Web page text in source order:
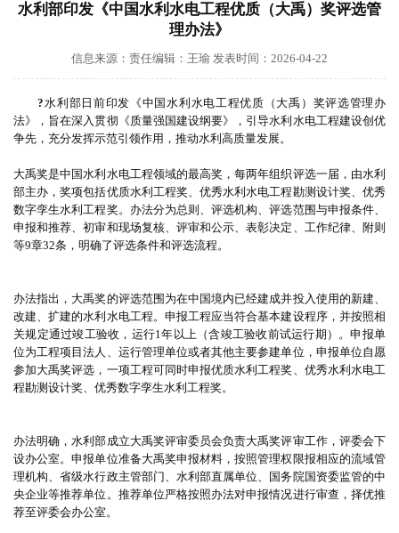
水利部印发《中国水利水电工程优质（大禹）奖评选管
理办法》
信息来源：责任编辑：王瑜 发表时间：2026-04-22
?水利部日前印发《中国水利水电工程优质（大禹）奖评选管理办
法》，旨在深入贯彻《质量强国建设纲要》，引导水利水电工程建设创优
争先，充分发挥示范引领作用，推动水利高质量发展。
大禹奖是中国水利水电工程领域的最高奖，每两年组织评选一届，由水利
部主办，奖项包括优质水利工程奖、优秀水利水电工程勘测设计奖、优秀
数字孪生水利工程奖。办法分为总则、评选机构、评选范围与申报条件、
申报和推荐、初审和现场复核、评审和公示、表彰决定、工作纪律、附则
等9章32条，明确了评选条件和评选流程。
办法指出，大禹奖的评选范围为在中国境内已经建成并投入使用的新建、
改建、扩建的水利水电工程。申报工程应当符合基本建设程序，并按照相
关规定通过竣工验收，运行1年以上（含竣工验收前试运行期）。申报单
位为工程项目法人、运行管理单位或者其他主要参建单位，申报单位自愿
参加大禹奖评选，一项工程可同时申报优质水利工程奖、优秀水利水电工
程勘测设计奖、优秀数字孪生水利工程奖。
办法明确，水利部成立大禹奖评审委员会负责大禹奖评审工作，评委会下
设办公室。申报单位准备大禹奖申报材料，按照管理权限报相应的流域管
理机构、省级水行政主管部门、水利部直属单位、国务院国资委监管的中
央企业等推荐单位。推荐单位严格按照办法对申报情况进行审查，择优推
荐至评委会办公室。